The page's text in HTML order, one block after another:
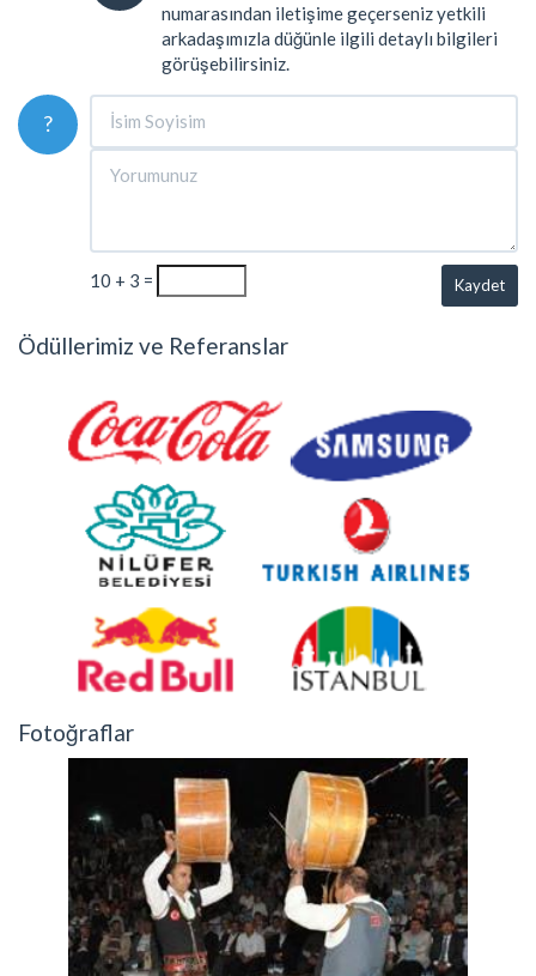
numarasından iletişime geçerseniz yetkili
arkadaşımızla düğünle ilgili detaylı bilgileri
görüşebilirsiniz.
?
10 + 3 = Kaydet
Ödüllerimiz ve Referanslar
Fotoğraflar